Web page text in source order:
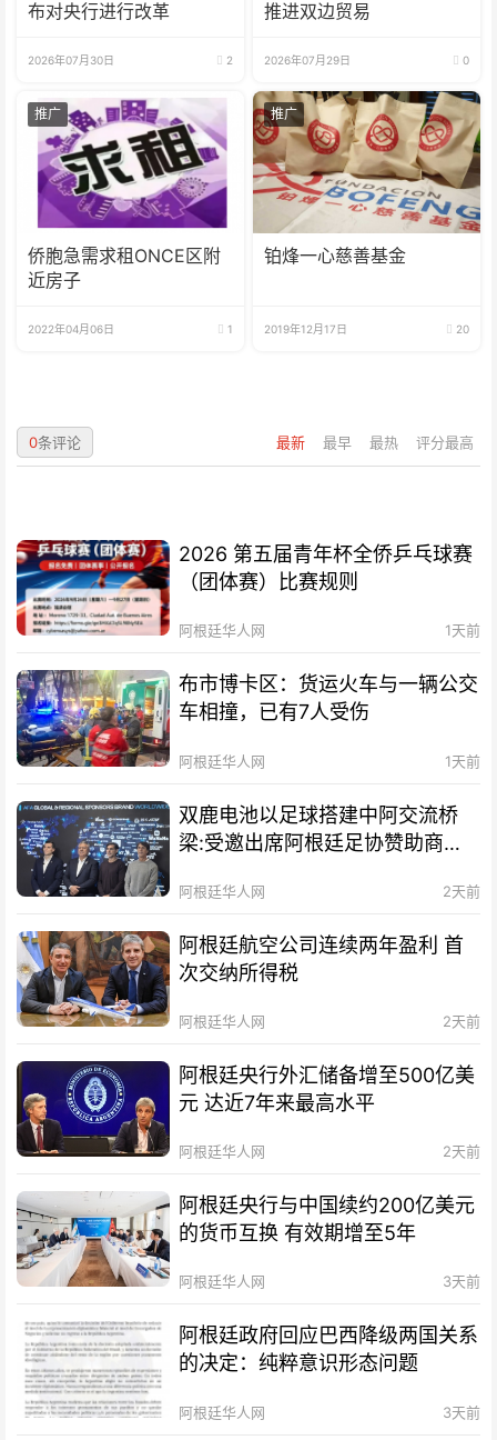
布对央行进行改革
2026年07月30日 2
推进双边贸易
2026年07月29日 0
推广
侨胞急需求租ONCE区附
近房子
2022年04月06日 1
推广
铂烽一心慈善基金
2019年12月17日 20
最新 最早 最热 评分最高
0条评论
2026 第五届青年杯全侨乒乓球赛
（团体赛）比赛规则
阿根廷华人网 1天前
布市博卡区：货运火车与一辆公交
车相撞，已有7人受伤
阿根廷华人网 1天前
双鹿电池以足球搭建中阿交流桥
梁:受邀出席阿根廷足协赞助商招
阿根廷华人网 2天前
阿根廷航空公司连续两年盈利 首
次交纳所得税
阿根廷华人网 2天前
阿根廷央行外汇储备增至500亿美
元 达近7年来最高水平
阿根廷华人网 2天前
阿根廷央行与中国续约200亿美元
的货币互换 有效期增至5年
阿根廷华人网 3天前
阿根廷政府回应巴西降级两国关系
的决定：纯粹意识形态问题
阿根廷华人网 3天前